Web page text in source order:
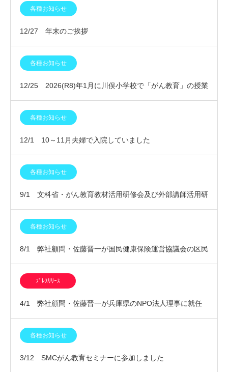
各種お知らせ
12/27 年末のご挨拶
各種お知らせ
12/25 2026(R8)年1月に川俣小学校で「がん教育」の授業
を行います
各種お知らせ
12/1 10～11月夫婦で入院していました
各種お知らせ
9/1 文科省・がん教育教材活用研修会及び外部講師活用研
修会に参加しました
各種お知らせ
8/1 弊社顧問・佐藤晋一が国民健康保険運営協議会の区民
委員に委嘱されました
ﾌﾟﾚｽﾘﾘｰｽ
4/1 弊社顧問・佐藤晋一が兵庫県のNPO法人理事に就任
いたしました
各種お知らせ
3/12 SMCがん教育セミナーに参加しました